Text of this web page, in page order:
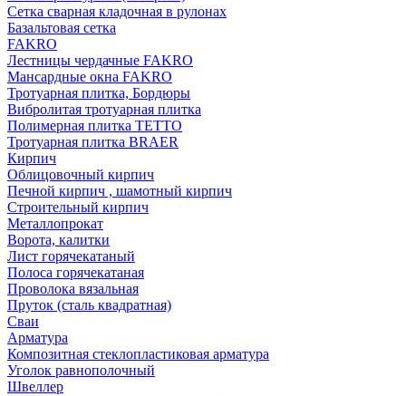
Сетка сварная кладочная в рулонах
Базальтовая сетка
FAKRO
Лестницы чердачные FAKRO
Мансардные окна FAKRO
Тротуарная плитка, Бордюры
Вибролитая тротуарная плитка
Полимерная плитка TETTO
Тротуарная плитка BRAER
Кирпич
Облицовочный кирпич
Печной кирпич , шамотный кирпич
Строительный кирпич
Металлопрокат
Ворота, калитки
Лист горячекатаный
Полоса горячекатаная
Проволока вязальная
Пруток (сталь квадратная)
Сваи
Арматура
Композитная стеклопластиковая арматура
Уголок равнополочный
Швеллер